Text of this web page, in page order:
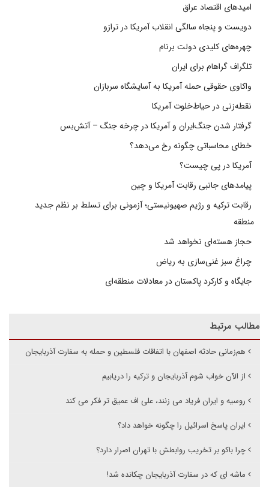
امیدهای اقتصاد عراق
دویست و پنجاه سالگی انقلاب آمریکا در ترازو
چهره‌های کلیدی دولت برنام
تلگراف گراهام برای ایران
واکاوی حقوقی حمله آمریکا به آسایشگاه سربازان
نقطه‌زنی در حیاط‌خلوت آمریکا
گرفتار شدن جنگ‌ایران و آمریکا در چرخه جنگ – آتش‌بس
خطای محاسباتی چگونه رخ می‌دهد؟
آمریکا در پی چیست؟
پیامدهای جانبی رقابت آمریکا و چین
رقابت ترکیه و رژیم صهیونیستی؛ آزمونی برای تسلط بر نظم جدید
منطقه
حجاز هسته‌ای نخواهد شد
چراغ سبز غنی‌سازی به ریاض
جایگاه و کارکرد پاکستان در معادلات منطقه‌ای
مطالب مرتبط
هم‌زمانی حادثه اصفهان با اتفاقات فلسطین و حمله به سفارت آذربایجان
از الآن خواب شوم آذربایجان و ترکیه را دریابیم
روسیه و ایران فریاد می زنند، علی اف عمیق تر فکر می کند
ایران پاسخ اسرائیل را چگونه خواهد داد؟
چرا باکو بر تخریب روابطش با تهران اصرار دارد؟
ماشه ای که در سفارت آذربایجان چکانده شد!